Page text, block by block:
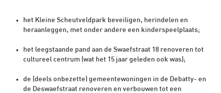
het Kleine Scheutveldpark beveiligen, herindelen en
heraanleggen, met onder andere een kinderspeelplaats;
het leegstaande pand aan de Swaefstraat 18 renoveren tot
cultureel centrum (wat het 15 jaar geleden ook was);
de (deels onbezette) gemeentewoningen in de Debatty- en
de Deswaefstraat renoveren en verbouwen tot een